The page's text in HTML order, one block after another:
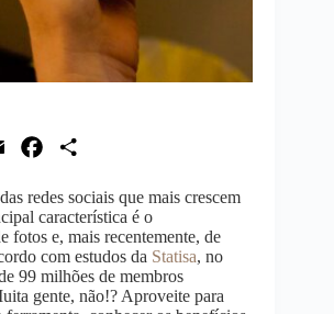
a
l
c
e
b
o
a
r
e
redes sociais que mais crescem
característica é o
fotos e, mais recentemente, de
com estudos da Statisa, no
99 milhões de membros
gente, não!? Aproveite para